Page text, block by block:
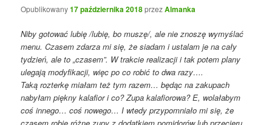
Opublikowany17 października 2018przezAlmanka
Niby gotować lubię /lubię, bo muszę/, ale nie znoszę wymyślać
menu. Czasem zdarza mi się, że siadam i ustalam je na cały
tydzień, ale to „czasem”. W trakcie realizacji i tak potem plany
ulegają modyfikacji, więc po co robić to dwa razy….
Taką rozterkę miałam też tym razem… będąc na zakupach
nabyłam piękny kalafior i co? Zupa kalafiorowa? E, wolałabym
coś innego… coś nowego… I wtedy przypomniało mi się, że